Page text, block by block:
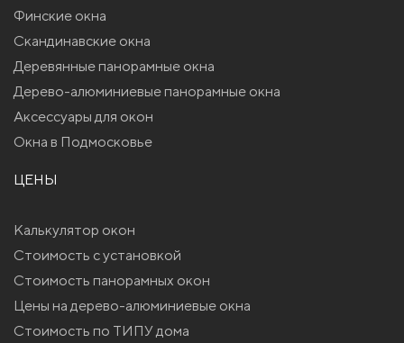
Финские окна
Скандинавские окна
Деревянные панорамные окна
Дерево-алюминиевые панорамные окна
Аксессуары для окон
Окна в Подмосковье
ЦЕНЫ
Калькулятор окон
Стоимость с установкой
Стоимость панорамных окон
Цены на дерево-алюминиевые окна
Стоимость по ТИПУ дома